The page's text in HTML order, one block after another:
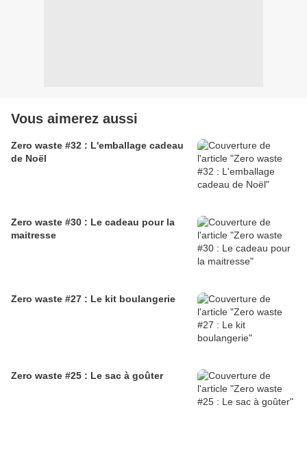
Vous aimerez aussi
Zero waste #32 : L'emballage cadeau
de Noël
Zero waste #30 : Le cadeau pour la
maitresse
Zero waste #27 : Le kit boulangerie
Zero waste #25 : Le sac à goûter